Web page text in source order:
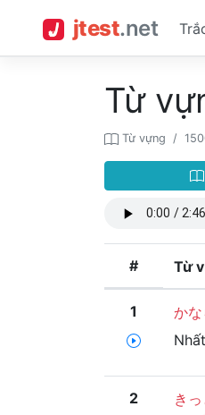
jtest.net
Từ
Từ vựng
# Từ
1
か
2
きっ